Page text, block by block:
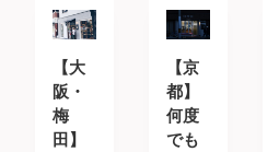
【大
阪・
梅
田】
【京
都】
何度
でも